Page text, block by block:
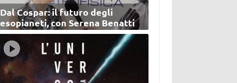
Dal Cospar: il futuro degli
esopianeti, con Serena Benatti